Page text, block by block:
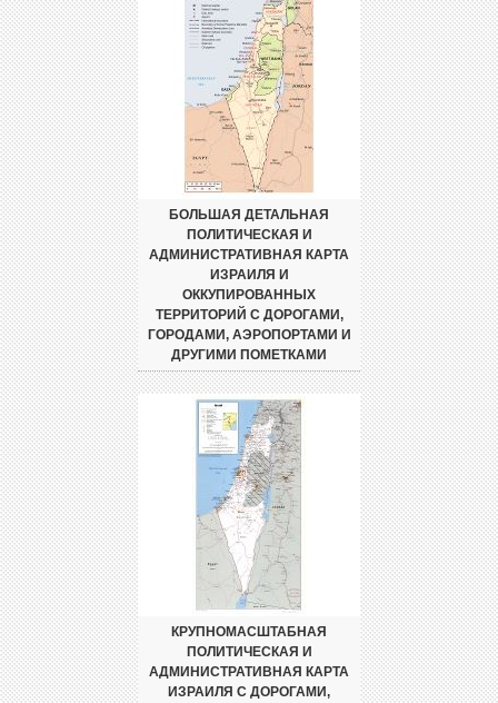
БОЛЬШАЯ ДЕТАЛЬНАЯ
ПОЛИТИЧЕСКАЯ И
АДМИНИСТРАТИВНАЯ КАРТА
ИЗРАИЛЯ И
ОККУПИРОВАННЫХ
ТЕРРИТОРИЙ С ДОРОГАМИ,
ГОРОДАМИ, АЭРОПОРТАМИ И
ДРУГИМИ ПОМЕТКАМИ
КРУПНОМАСШТАБНАЯ
ПОЛИТИЧЕСКАЯ И
АДМИНИСТРАТИВНАЯ КАРТА
ИЗРАИЛЯ С ДОРОГАМИ,